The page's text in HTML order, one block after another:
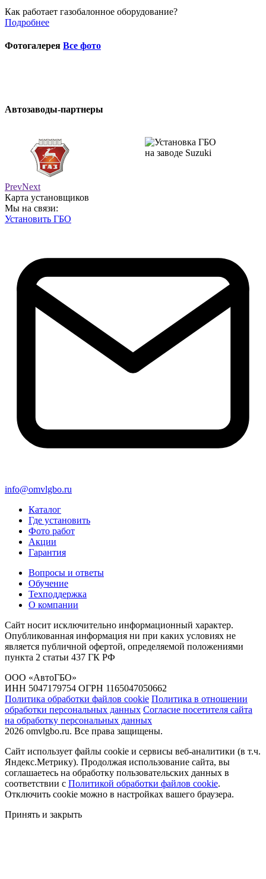
Как работает газобалонное оборудование?
Подробнее
Фотогалерея Все фото
Автозаводы-партнеры
PrevNext
Карта установщиков
Мы на связи:
Установить ГБО
info@omvlgbo.ru
Каталог
Где установить
Фото работ
Акции
Гарантия
Вопросы и ответы
Обучение
Техподдержка
О компании
Сайт носит исключительно информационный характер.
Опубликованная информация ни при каких условиях не
является публичной офертой, определяемой положениями
пункта 2 статьи 437 ГК РФ
ООО «АвтоГБО»
ИНН 5047179754 ОГРН 1165047050662
Политика обработки файлов cookie Политика в отношении
обработки персональных данных Согласие посетителя сайта
на обработку персональных данных
2026 omvlgbo.ru. Все права защищены.
Сайт использует файлы cookie и сервисы веб-аналитики (в т.ч.
Яндекс.Метрику). Продолжая использование сайта, вы
соглашаетесь на обработку пользовательских данных в
соответствии с Политикой обработки файлов cookie.
Отключить cookie можно в настройках вашего браузера.
Принять и закрыть